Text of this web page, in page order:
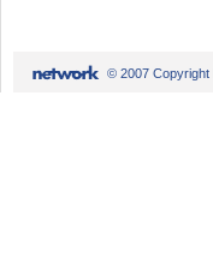
© 2007 Copyright